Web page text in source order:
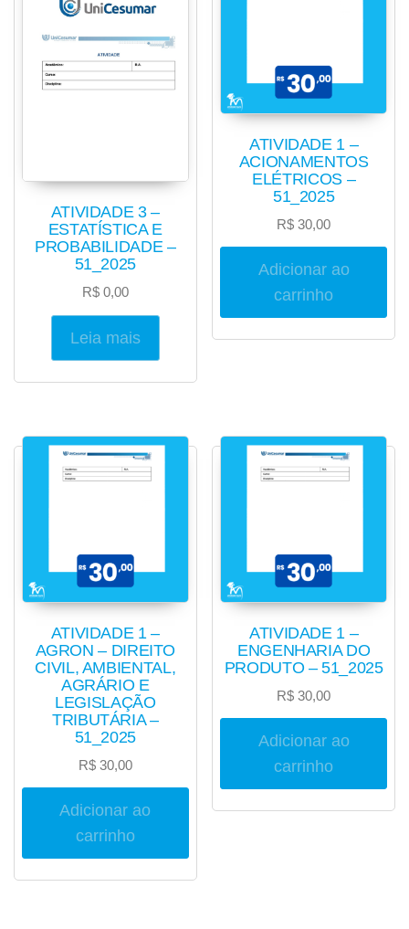
ATIVIDADE 3 –
ESTATÍSTICA E
PROBABILIDADE –
51_2025
R$0,00
Leia mais
ATIVIDADE 1 –
ACIONAMENTOS
ELÉTRICOS –
51_2025
R$ 30,00
Adicionar ao
carrinho
ATIVIDADE 1 –
AGRON – DIREITO
CIVIL, AMBIENTAL,
AGRÁRIO E
LEGISLAÇÃO
TRIBUTÁRIA –
51_2025
R$30,00
Adicionar ao
carrinho
ATIVIDADE 1 –
ENGENHARIA DO
PRODUTO – 51_2025
R$ 30,00
Adicionar ao
carrinho